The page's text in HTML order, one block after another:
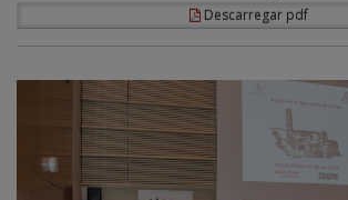
de
Borja
Descarregar pdf